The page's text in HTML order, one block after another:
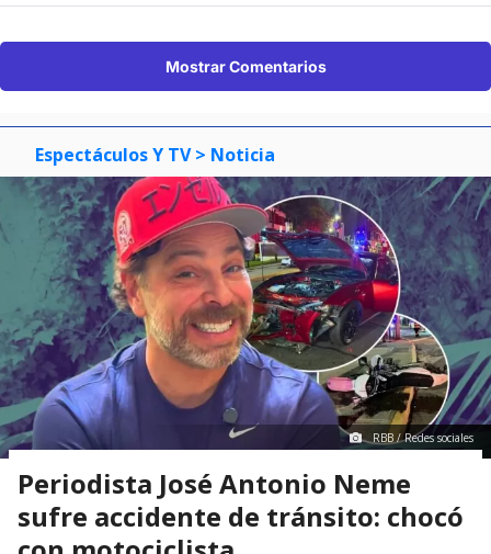
Mostrar Comentarios
Espectáculos Y TV > Noticia
RBB / Redes sociales
Periodista José Antonio Neme
sufre accidente de tránsito: chocó